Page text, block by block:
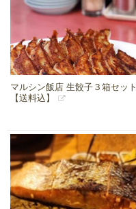
マルシン飯店 生餃子３箱セット
【送料込】